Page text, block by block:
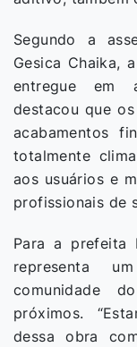
Segundo a
Gesica Chaika,
entregue em
destacou que
acabamentos
totalmente
aos usuários e
profissionais de
Para a prefeita
representa
comunidade
próximos.
dessa obra